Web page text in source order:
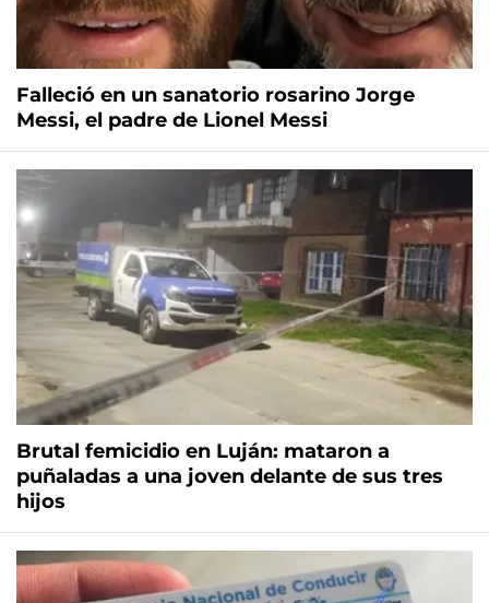
Falleció en un sanatorio rosarino Jorge
Messi, el padre de Lionel Messi
Brutal femicidio en Luján: mataron a
puñaladas a una joven delante de sus tres
hijos